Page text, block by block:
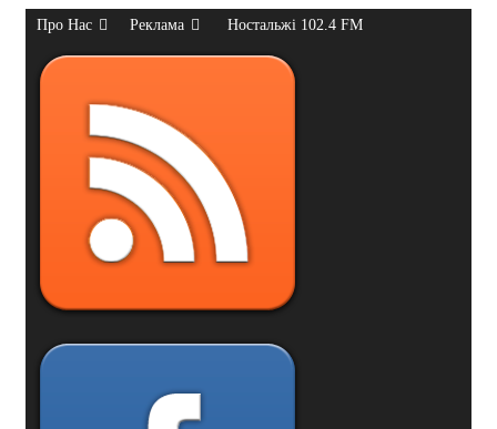
Про Нас Реклама Ностальжі 102.4 FM